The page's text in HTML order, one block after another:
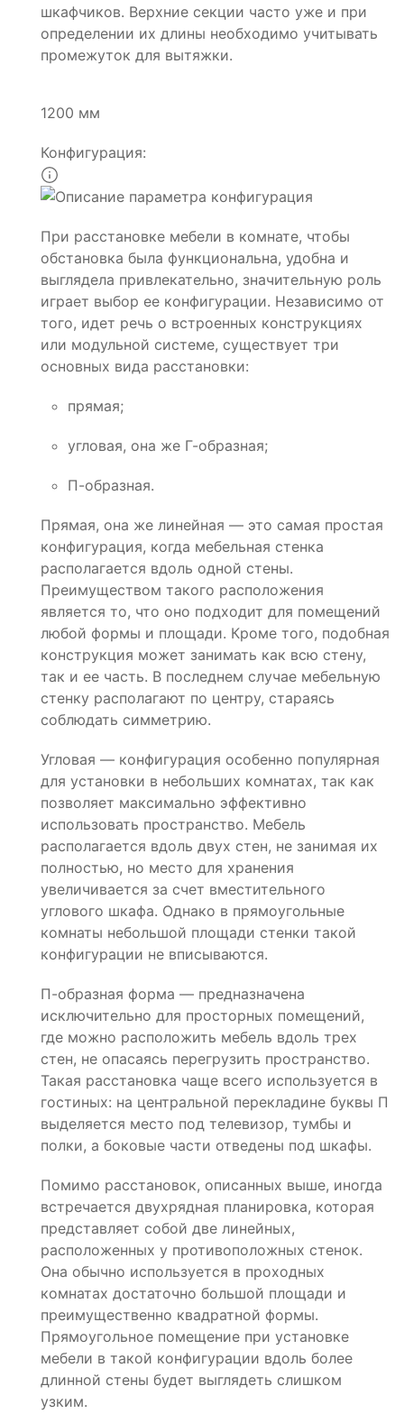
шкафчиков. Верхние секции часто уже и при
определении их длины необходимо учитывать
промежуток для вытяжки.
1200 мм
Конфигурация:
При расстановке мебели в комнате, чтобы
обстановка была функциональна, удобна и
выглядела привлекательно, значительную роль
играет выбор ее конфигурации. Независимо от
того, идет речь о встроенных конструкциях
или модульной системе, существует три
основных вида расстановки:
прямая;
угловая, она же Г-образная;
П-образная.
Прямая, она же линейная — это самая простая
конфигурация, когда мебельная стенка
располагается вдоль одной стены.
Преимуществом такого расположения
является то, что оно подходит для помещений
любой формы и площади. Кроме того, подобная
конструкция может занимать как всю стену,
так и ее часть. В последнем случае мебельную
стенку располагают по центру, стараясь
соблюдать симметрию.
Угловая — конфигурация особенно популярная
для установки в небольших комнатах, так как
позволяет максимально эффективно
использовать пространство. Мебель
располагается вдоль двух стен, не занимая их
полностью, но место для хранения
увеличивается за счет вместительного
углового шкафа. Однако в прямоугольные
комнаты небольшой площади стенки такой
конфигурации не вписываются.
П-образная форма — предназначена
исключительно для просторных помещений,
где можно расположить мебель вдоль трех
стен, не опасаясь перегрузить пространство.
Такая расстановка чаще всего используется в
гостиных: на центральной перекладине буквы П
выделяется место под телевизор, тумбы и
полки, а боковые части отведены под шкафы.
Помимо расстановок, описанных выше, иногда
встречается двухрядная планировка, которая
представляет собой две линейных,
расположенных у противоположных стенок.
Она обычно используется в проходных
комнатах достаточно большой площади и
преимущественно квадратной формы.
Прямоугольное помещение при установке
мебели в такой конфигурации вдоль более
длинной стены будет выглядеть слишком
узким.